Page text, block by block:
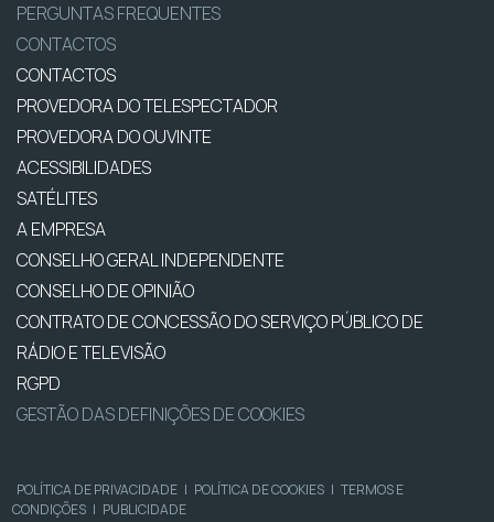
PERGUNTAS FREQUENTES
CONTACTOS
CONTACTOS
PROVEDORA DO TELESPECTADOR
PROVEDORA DO OUVINTE
ACESSIBILIDADES
SATÉLITES
A EMPRESA
CONSELHO GERAL INDEPENDENTE
CONSELHO DE OPINIÃO
CONTRATO DE CONCESSÃO DO SERVIÇO PÚBLICO DE
RÁDIO E TELEVISÃO
RGPD
GESTÃO DAS DEFINIÇÕES DE COOKIES
POLÍTICA DE PRIVACIDADE | POLÍTICA DE COOKIES | TERMOS E
CONDIÇÕES | PUBLICIDADE